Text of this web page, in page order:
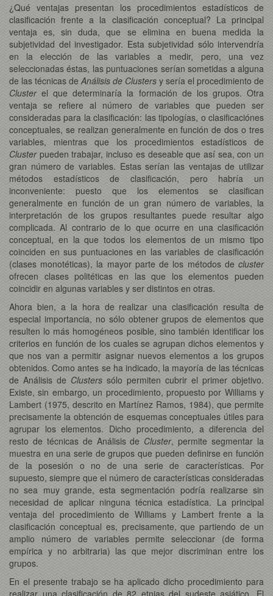
¿Qué ventajas presentan los procedimientos estadísticos de
clasificación frente a la clasificación conceptual? La principal
ventaja es, sin duda, que se elimina en buena medida la
subjetividad del investigador. Esta subjetividad sólo intervendría
en la elección de las variables a medir, pero, una vez
seleccionadas éstas, las puntuaciones serían sometidas a alguna
de las técnicas de Análisis de Clusters y sería el procedimiento de
Clusterel que determinaría la formación de los grupos. Otra
ventaja se refiere al número de variables que pueden ser
consideradas para la clasificación: las tipologías, o clasificaciónes
conceptuales, se realizan generalmente en función de dos o tres
variables, mientras que los procedimientos estadísticos de
Clusterpueden trabajar, incluso es deseable que así sea, con un
gran número de variables. Estas serían las ventajas de utilizar
métodos estadísticos de clasificación, pero habría un
inconveniente: puesto que los elementos se clasifican
generalmente en función de un gran número de variables, la
interpretación de los grupos resultantes puede resultar algo
complicada. Al contrario de lo que ocurre en una clasificación
conceptual, en la que todos los elementos de un mismo tipo
coinciden en sus puntuaciones en las variables de clasificación
(clases monotéticas), la mayor parte de los métodos de cluster
ofrecen clases politéticas en las que los elementos pueden
coincidir en algunas variables y ser distintos en otras.
Ahora bien, a la hora de realizar una clasificación resulta de
especial importancia, no sólo obtener grupos de elementos que
resulten lo más homogéneos posible, sino también identificar los
criterios en función de los cuales se agrupan dichos elementos y
que nos van a permitir asignar nuevos elementos a los grupos
obtenidos. Como antes se ha indicado, la mayoría de las técnicas
de Análisis de Clusters sólo permiten cubrir el primer objetivo.
Existe, sin embargo, un procedimiento, propuesto por Williams y
Lambert (1975, descrito en Martínez Ramos, 1984), que permite
precisamente la obtención de esquemas conceptuales útiles para
agrupar los elementos. Dicho procedimiento, a diferencia del
resto de técnicas de Análisis deCluster, permite segmentar la
muestra en una serie de grupos que pueden definirse en función
de la posesión o no de una serie de características. Por
supuesto, siempre que el número de características consideradas
no sea muy grande, esta segmentación podría realizarse sin
necesidad de aplicar ninguna técnica estadística. La principal
ventaja del procedimiento de Williams y Lambert frente a la
clasificación conceptual es, precisamente, que partiendo de un
amplio número de variables permite seleccionar (de forma
empírica y no arbitraria) las que mejor discriminan entre los
grupos.
En el presente trabajo se ha aplicado dicho procedimiento para
realizar una clasificación de 82 etnias del sudeste asiático. El